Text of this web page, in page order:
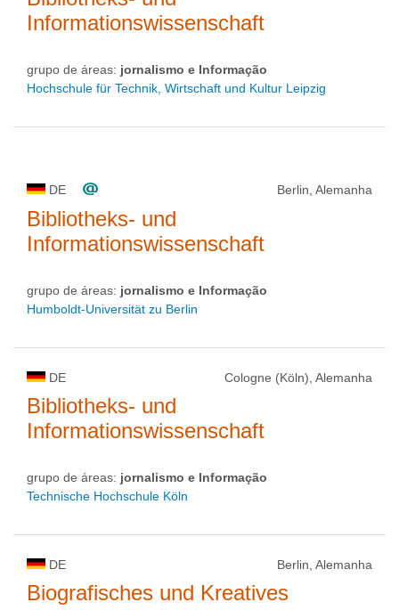
Informationswissenschaft
grupo de áreas: jornalismo e Informação
Hochschule für Technik, Wirtschaft und Kultur Leipzig
DE Berlin, Alemanha
Bibliotheks- und
Informationswissenschaft
grupo de áreas: jornalismo e Informação
Humboldt-Universität zu Berlin
DE Cologne (Köln), Alemanha
Bibliotheks- und
Informationswissenschaft
grupo de áreas: jornalismo e Informação
Technische Hochschule Köln
DE Berlin, Alemanha
Biografisches und Kreatives